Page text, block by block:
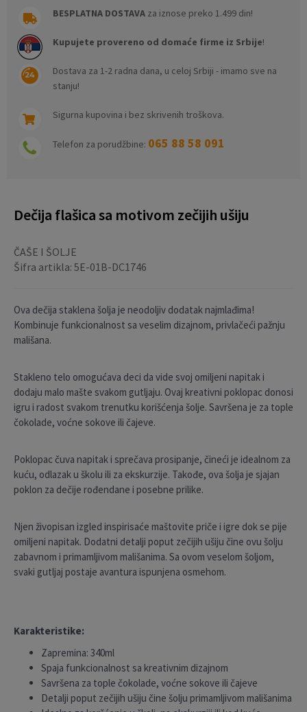
BESPLATNA DOSTAVA za iznose preko 1.499 din!
Kupujete provereno od domaće firme iz Srbije!
Dostava za 1-2 radna dana, u celoj Srbiji - imamo sve na
stanju!
Sigurna kupovina i bez skrivenih troškova.
Telefon za porudžbine: 065 88 58 091
Dečija flašica sa motivom zečijih ušiju
ČAŠE I ŠOLJE
Šifra artikla: 5E-01B-DC1746
Ova dečija staklena šolja je neodoljiv dodatak najmlađima!
Kombinuje funkcionalnost sa veselim dizajnom, privlačeći pažnju
mališana.
Stakleno telo omogućava deci da vide svoj omiljeni napitak i
dodaju malo mašte svakom gutljaju. Ovaj kreativni poklopac donosi
igru i radost svakom trenutku korišćenja šolje. Savršena je za tople
čokolade, voćne sokove ili čajeve.
Poklopac čuva napitak i sprečava prosipanje, čineći je idealnom za
kuću, odlazak u školu ili za ekskurzije. Takođe, ova šolja je sjajan
poklon za dečije rođendane i posebne prilike.
Njen živopisan izgled inspirisaće maštovite priče i igre dok se pije
omiljeni napitak. Dodatni detalji poput zečijih ušiju čine ovu šolju
zabavnom i primamljivom mališanima. Sa ovom veselom šoljom,
svaki gutljaj postaje avantura ispunjena osmehom.
Karakteristike:
Zapremina: 340ml
Spaja funkcionalnost sa kreativnim dizajnom
Savršena za tople čokolade, voćne sokove ili čajeve
Detalji poput zečijih ušiju čine šolju primamljivom mališanima